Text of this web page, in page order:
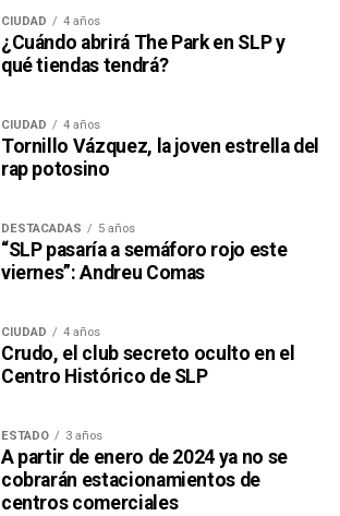
CIUDAD 4 años
¿Cuándo abrirá The Park en SLP y
qué tiendas tendrá?
CIUDAD 4 años
Tornillo Vázquez, la joven estrella del
rap potosino
DESTACADAS 5 años
“SLP pasaría a semáforo rojo este
viernes”: Andreu Comas
CIUDAD 4 años
Crudo, el club secreto oculto en el
Centro Histórico de SLP
ESTADO 3 años
A partir de enero de 2024 ya no se
cobrarán estacionamientos de
centros comerciales